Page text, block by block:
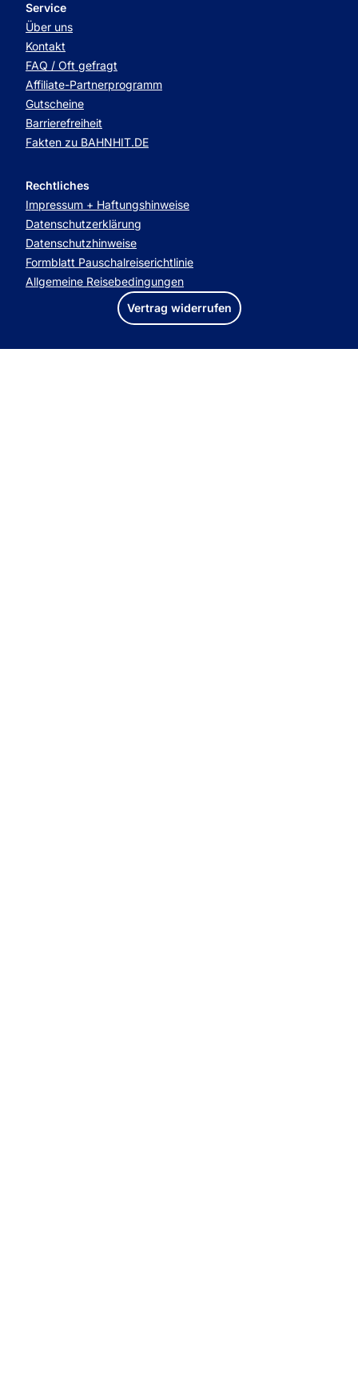
Service
Über uns
Kontakt
FAQ / Oft gefragt
Affiliate-Partnerprogramm
Gutscheine
Barrierefreiheit
Fakten zu BAHNHIT.DE
Rechtliches
Impressum + Haftungshinweise
Datenschutzerklärung
Datenschutzhinweise
Formblatt Pauschalreiserichtlinie
Allgemeine Reisebedingungen
Vertrag widerrufen